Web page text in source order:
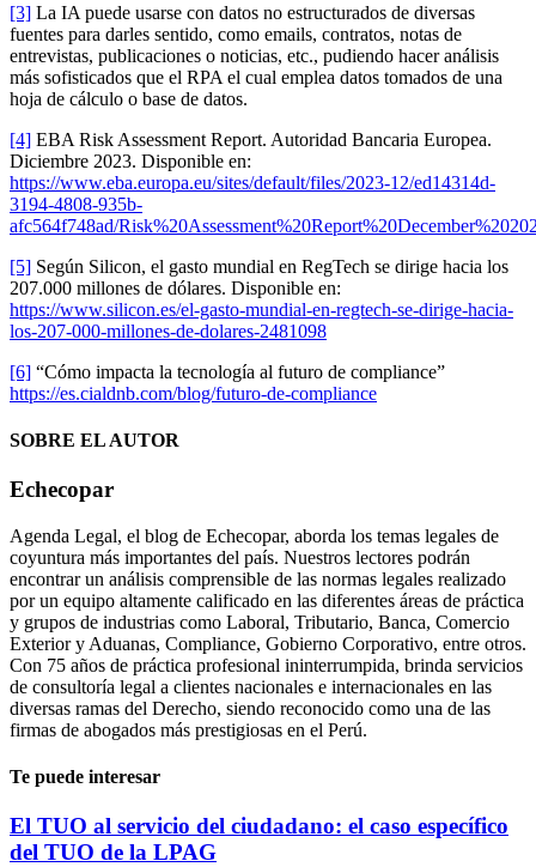
[3] La IA puede usarse con datos no estructurados de diversas
fuentes para darles sentido, como emails, contratos, notas de
entrevistas, publicaciones o noticias, etc., pudiendo hacer análisis
más sofisticados que el RPA el cual emplea datos tomados de una
hoja de cálculo o base de datos.
[4] EBA Risk Assessment Report. Autoridad Bancaria Europea.
Diciembre 2023. Disponible en:
https://www.eba.europa.eu/sites/default/files/2023-12/ed14314d-
3194-4808-935b-
afc564f748ad/
[5] Según Silicon, el gasto mundial en RegTech se dirige hacia los
207.000 millones de dólares. Disponible en:
https://www.silicon.es/el-gasto-mundial-en-regtech-se-dirige-hacia-
los-207-000-millones-de-dolares-2481098
[6] “Cómo impacta la tecnología al futuro de compliance”
https://es.cialdnb.com/blog/futuro-de-compliance
SOBRE EL AUTOR
Echecopar
Agenda Legal, el blog de Echecopar, aborda los temas legales de
coyuntura más importantes del país. Nuestros lectores podrán
encontrar un análisis comprensible de las normas legales realizado
por un equipo altamente calificado en las diferentes áreas de práctica
y grupos de industrias como Laboral, Tributario, Banca, Comercio
Exterior y Aduanas, Compliance, Gobierno Corporativo, entre otros.
Con 75 años de práctica profesional ininterrumpida, brinda servicios
de consultoría legal a clientes nacionales e internacionales en las
diversas ramas del Derecho, siendo reconocido como una de las
firmas de abogados más prestigiosas en el Perú.
Te puede interesar
El TUO al servicio del ciudadano: el caso específico
del TUO de la LPAG